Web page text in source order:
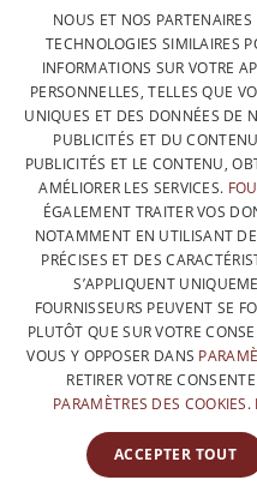
CONTACTEZ-NOUS
PROTECTION DES DONNÉES
CONDITIONS GÉNÉRALES
SITEMAP
NOUS ET NOS
TECHNOLOGIES SIMILAIRES
INFORMATIONS SUR VOTRE
PERSONNELLES, TELLES QUE
UNIQUES ET DES DONNÉES DE
PUBLICITÉS ET DU
PUBLICITÉS ET LE CONTENU,
AMÉLIORER LES SERVICES.
ÉGALEMENT TRAITER VOS
NOTAMMENT EN UTILISANT
PRÉCISES ET DES
S’APPLIQUENT
FOURNISSEURS PEUVENT SE
PLUTÔT QUE SUR VOTRE
VOUS Y OPPOSER DANS
RETIRER VOTRE
PARAMÈTRES DES COOKIES.
ACCEPTER TOUT